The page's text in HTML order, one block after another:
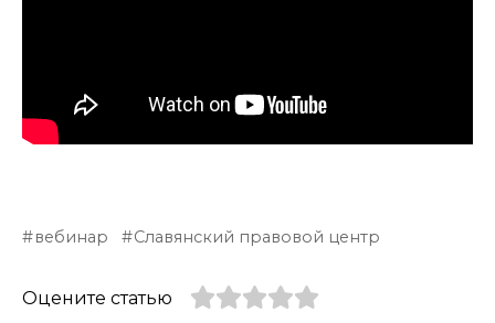
вебинар Славянский правовой центр
Оцените статью